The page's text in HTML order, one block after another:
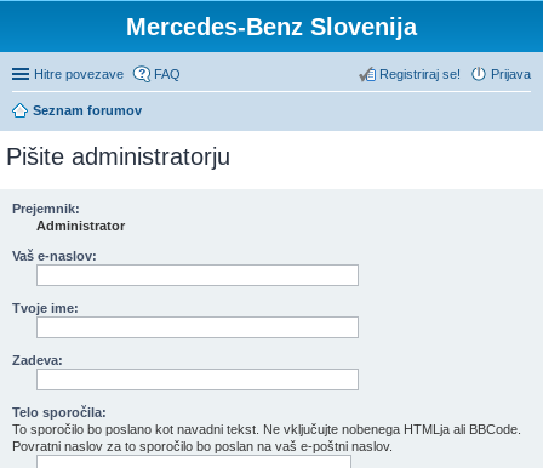
Mercedes-Benz Slovenija
Hitre povezave FAQ Prijava
Registriraj se!
Seznam forumov
Pišite administratorju
Prejemnik:
Administrator
Vaš e-naslov:
Tvoje ime:
Zadeva:
Telo sporočila:
To sporočilo bo poslano kot navadni tekst. Ne vključujte nobenega HTMLja ali BBCode.
Povratni naslov za to sporočilo bo poslan na vaš e-poštni naslov.